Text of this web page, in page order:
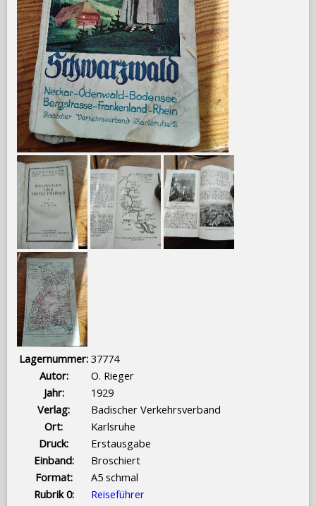
Lagernummer: 37774
Autor:
O. Rieger
Jahr:
1929
Verlag:
Badischer Verkehrsverband
Ort:
Karlsruhe
Druck:
Erstausgabe
Einband:
Broschiert
Format:
A5 schmal
Rubrik 0:
Reiseführer